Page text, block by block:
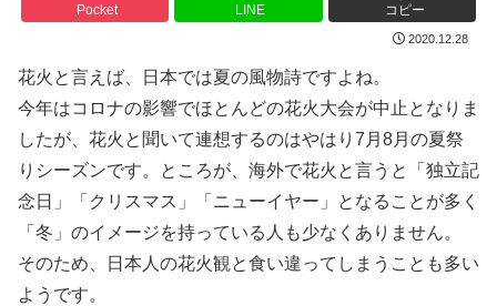
Pocket LINE コピー
2020.12.28
花火と言えば、日本では夏の風物詩ですよね。
今年はコロナの影響でほとんどの花火大会が中止となりま
したが、花火と聞いて連想するのはやはり7月8月の夏祭
りシーズンです。ところが、海外で花火と言うと「独立記
念日」「クリスマス」「ニューイヤー」となることが多く
「冬」のイメージを持っている人も少なくありません。
そのため、日本人の花火観と食い違ってしまうことも多い
ようです。